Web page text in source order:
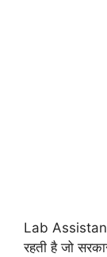
Lab
रहती है जो